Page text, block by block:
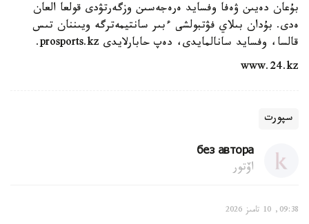
بۇعان دەيىن ۋەفا وفسايد ەرەجەسىن وزگەرتۋدى قولعا العان
ەدى. بۇدان بىلاي فۋتبولشى ءبىر سانتيمەترگە ويىننان تىس
قالسا، وفسايد سانالمايدى، دەپ حابارلايدى prosports.kz.
www.24.kz
سپورت
без автора
اۆتور
09:38, 10 تامىز 2026